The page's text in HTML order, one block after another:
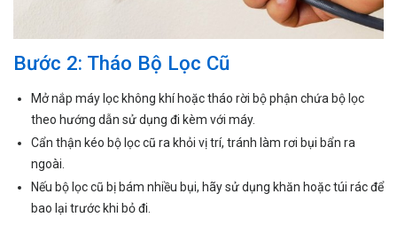
Bước 2: Tháo Bộ Lọc Cũ
Mở nắp máy lọc không khí hoặc tháo rời bộ phận chứa bộ lọc
theo hướng dẫn sử dụng đi kèm với máy.
Cẩn thận kéo bộ lọc cũ ra khỏi vị trí, tránh làm rơi bụi bẩn ra
ngoài.
Nếu bộ lọc cũ bị bám nhiều bụi, hãy sử dụng khăn hoặc túi rác để
bao lại trước khi bỏ đi.